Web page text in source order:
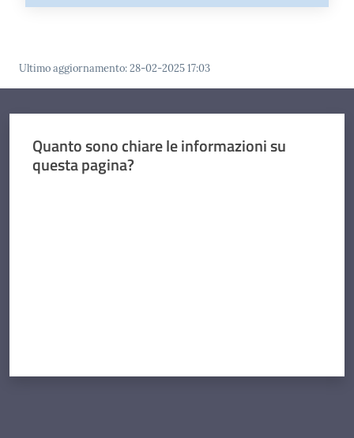
Ultimo aggiornamento:28-02-2025 17:03
Quanto sono chiare le informazioni su
questa pagina?